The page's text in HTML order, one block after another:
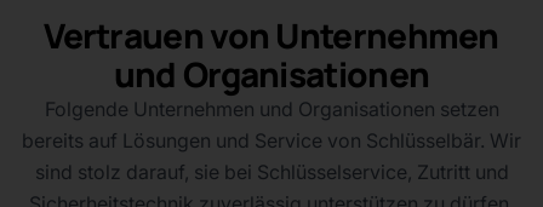
Vertrauen von Unternehmen
und Organisationen
Folgende Unternehmen und Organisationen setzen
bereits auf Lösungen und Service von Schlüsselbär. Wir
sind stolz darauf, sie bei Schlüsselservice, Zutritt und